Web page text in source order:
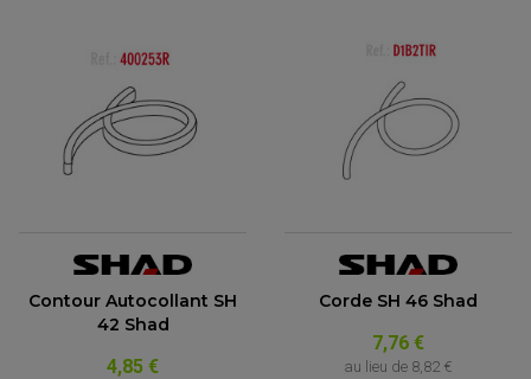
Contour Autocollant SH
42 Shad
4,85 €
Corde SH 46 Shad
7,76 €
au lieu de 8,82 €